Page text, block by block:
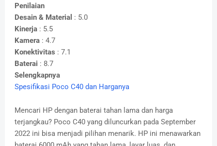
Penilaian
Desain & Material : 5.0
Kinerja : 5.5
Kamera : 4.7
Konektivitas : 7.1
Baterai : 8.7
Selengkapnya
Spesifikasi Poco C40 dan Harganya
Mencari HP dengan baterai tahan lama dan harga
terjangkau? Poco C40 yang diluncurkan pada September
2022 ini bisa menjadi pilihan menarik. HP ini menawarkan